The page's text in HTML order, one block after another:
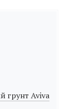
грунт Aviva